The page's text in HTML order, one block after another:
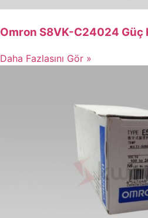
Omron S8VK-C24024 Güç
Daha Fazlasını Gör »